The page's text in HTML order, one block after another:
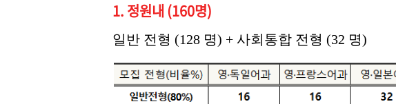
1. 정원내 (160명)
일반 전형 (128 명) + 사회통합 전형 (32 명)